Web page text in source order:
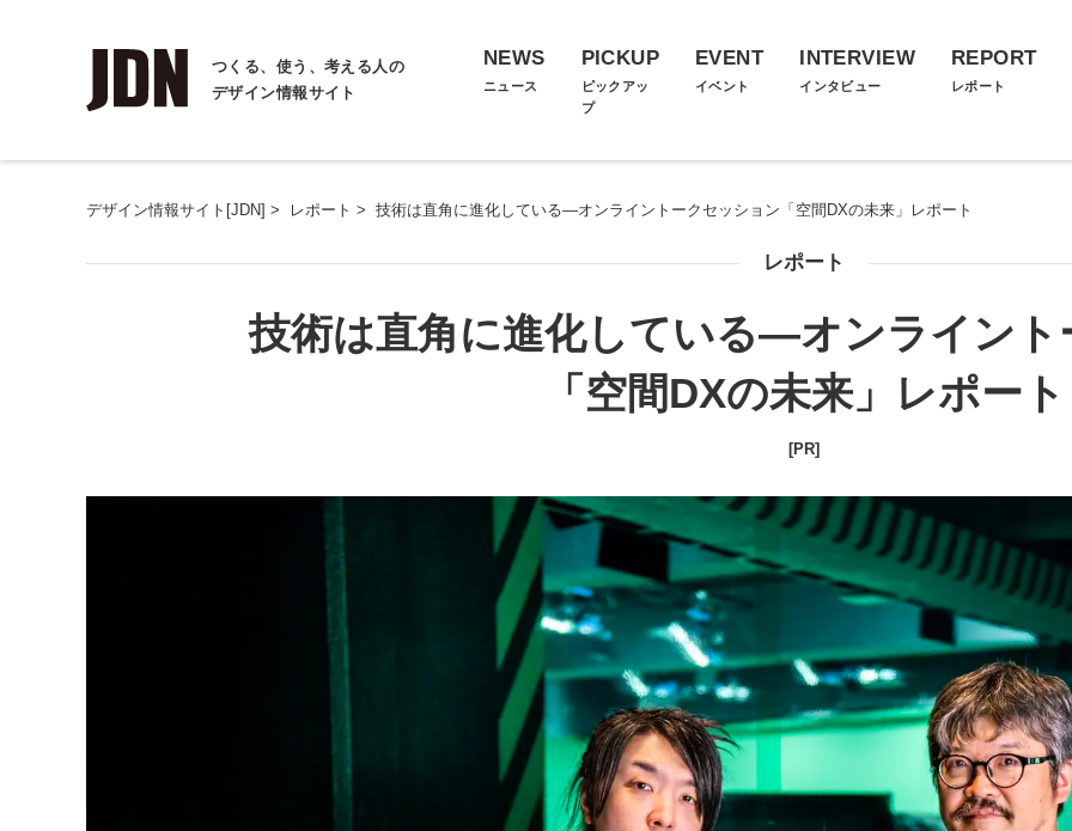
つくる、使う、考える人の
デザイン情報サイト
NEWS
ニュース
PICKUP
ピックアッ
プ
EVENT
イベント
INTERVIEW
インタビュー
REPORT
レポート
デザイン情報サイト[JDN] > レポート > 技術は直角に進化している―オンライントークセッション「空間DXの未来」レポート
レポート
技術は直角に進化している―オンライント
「空間DXの未来」レポート
[PR]